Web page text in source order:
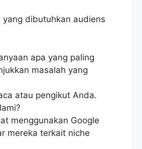
dibutuhkan audiens
apa yang paling
masalah yang
atau pengikut Anda.
menggunakan Google
mereka terkait niche